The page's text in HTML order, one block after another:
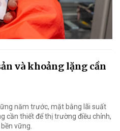
và khoảng lặng cần
năm trước, mặt bằng lãi suất
cần thiết để thị trường điều chỉnh,
vững.